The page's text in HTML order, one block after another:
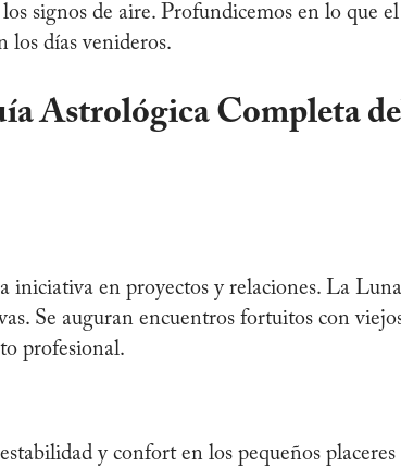
signos de aire. Profundicemos en lo que el
los días venideros.
Astrológica Completa
iniciativa en proyectos y relaciones. La Luna
Se auguran encuentros fortuitos con
profesional.
y confort en los pequeños placeres